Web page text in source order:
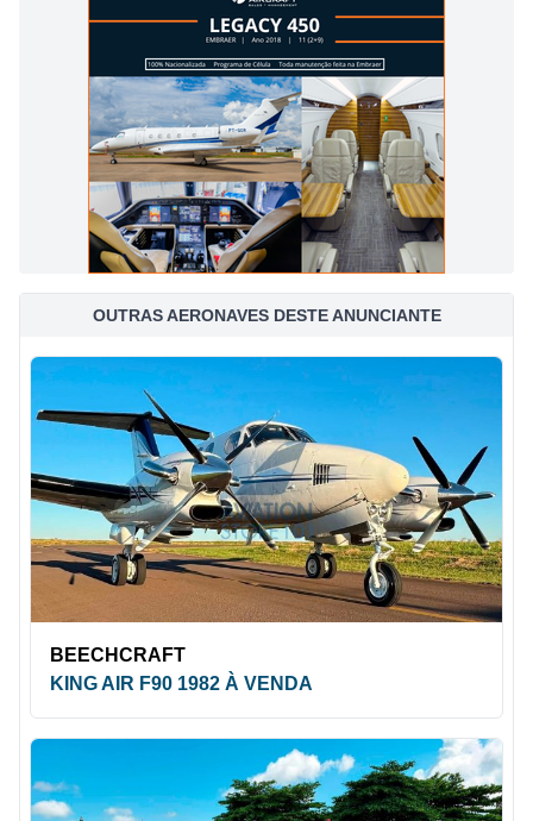
OUTRAS AERONAVES DESTE ANUNCIANTE
BEECHCRAFT
KING AIR F90 1982 À VENDA